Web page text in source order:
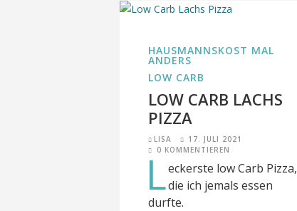
HAUSMANNSKOST MAL
ANDERS
LOW CARB
LOW CARB LACHS
PIZZA
LISA
17. JULI 2021
0 KOMMENTIEREN
Leckerste low Carb Pizza,
die ich jemals essen
durfte.